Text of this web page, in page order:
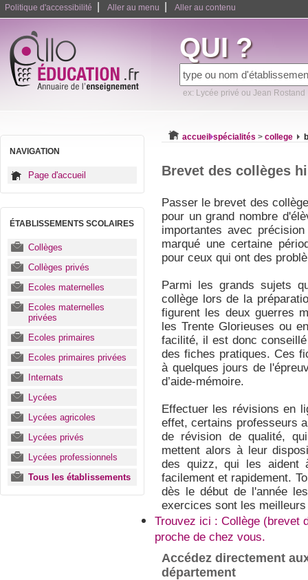
Politique d'accessibilité Aller au menu Aller au contenu
QUI ?
ex: Lycée privé ou Jean Rostand
NAVIGATION
Page d'accueil
ÉTABLISSEMENTS SCOLAIRES
Collèges
Collèges privés
Ecoles maternelles
Ecoles maternelles
privées
Ecoles primaires
Ecoles primaires privées
Internats
Lycées
Lycées agricoles
Lycées privés
Lycées professionnels
Tous les établissements
accueil spécialités > college
Brevet des collèges
Passer le brevet des
pour un grand nombre
importantes avec
marqué une certaine
pour ceux qui ont des
Parmi les grands sujets
collège lors de la
figurent les deux guerres
les Trente Glorieuses ou
facilité, il est donc
des fiches pratiques. Ces
à quelques jours de
d’aide-mémoire.
Effectuer les révisions en
effet, certains professeurs
de révision de qualité,
mettent alors à leur
des quizz, qui les aident
facilement et rapidement.
dès le début de l'année
exercices sont les
Trouvez ici : Collège (brevet
proche de chez vous.
Accédez directement
département